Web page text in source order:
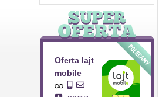
Oferta lajt
mobile